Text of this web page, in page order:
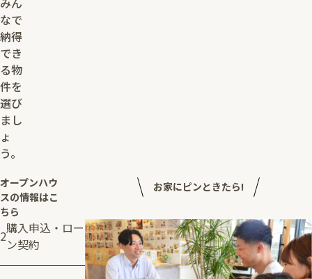
なで
納得
でき
る物
件を
選び
まし
ょ
う。
オープンハウ
スの情報はこ
ちら
2購入申込・ロー
ン契約
お家にピンときたら!